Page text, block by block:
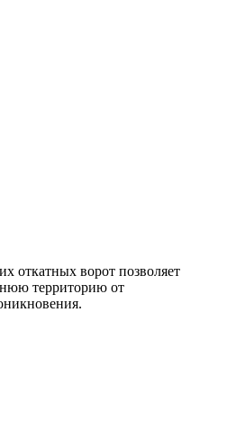
откатных ворот позволяет
территорию от